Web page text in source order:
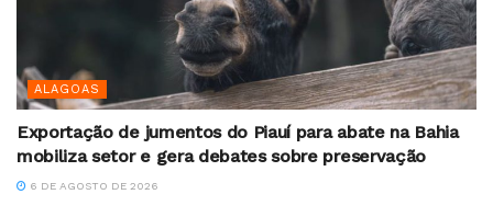
ALAGOAS
Exportação de jumentos do Piauí para abate na Bahia
mobiliza setor e gera debates sobre preservação
6 DE AGOSTO DE 2026